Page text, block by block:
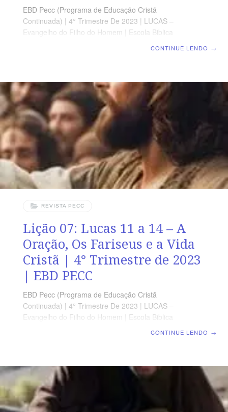
EBD Pecc (Programa de Educação Cristã
Continuada) | 4° Trimestre De 2023 | LUCAS –
Evangelho do Filho do Homem | Escola Biblica
alunos e mestres, inclusive o número de páginas.
ORIENTAÇÃO PEDAGÓGICA Em Lucas 15 e 16 há 32 e
31 versos, respectivamente. Sugerimos começar a aula
lendo, com todos os presentes, Lucas 15.8-32 (5 a 7
min.). A revista funciona
CONTINUE LENDO →
REVISTA PECC
Lição 07: Lucas 11 a 14 – A
Oração, Os Fariseus e a Vida
Cristã | 4° Trimestre de 2023
| EBD PECC
EBD Pecc (Programa de Educação Cristã
Continuada) | 4° Trimestre De 2023 | LUCAS –
Evangelho do Filho do Homem | Escola Biblica
inclusive o número de páginas. ORIENTAÇÃO
PEDAGÓGICA Em Lucas 11 a 14 há 183 versos.
Sugerimos começar a aula lendo, com todos os
presentes, Lucas 11.1- 23 (5 a 7 min.). A revista
CONTINUE LENDO →